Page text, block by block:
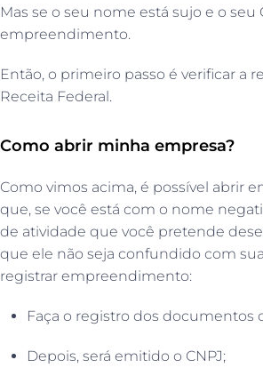
Mas se o seu nome está sujo e o
empreendimento.
Então, o primeiro passo é verificar a
Receita Federal.
Como abrir minha empresa?
Como vimos acima, é possível abrir
que, se você está com o nome
de atividade que você pretende
que ele não seja confundido com
registrar empreendimento:
Faça o registro dos documentos
Depois, será emitido o CNPJ;